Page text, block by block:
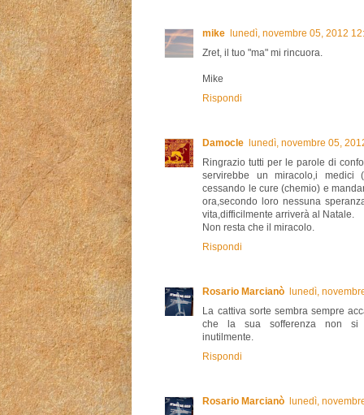
mike lunedì, novembre 05, 2012
Zret, il tuo "ma" mi rincuora.
Mike
Rispondi
Damocle lunedì, novembre 05,
Ringrazio tutti per le parole di
servirebbe un miracolo,i medici
cessando le cure (chemio) e
ora,secondo loro nessuna
vita,difficilmente arriverà al Natale.
Non resta che il miracolo.
Rispondi
Rosario Marcianò lunedì,
La cattiva sorte sembra sempre
che la sua sofferenza non si
inutilmente.
Rispondi
Rosario Marcianò lunedì,